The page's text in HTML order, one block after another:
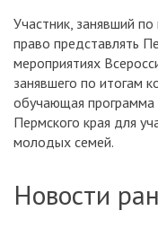
Участник, занявший
право представлять
мероприятиях
занявшего по итогам
обучающая программа
Пермского края для
молодых семей.
Новости